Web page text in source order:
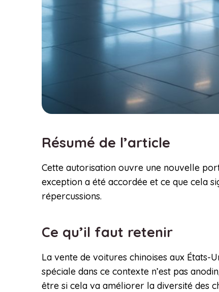
Résumé de l’article
Cette autorisation ouvre une nouvelle
exception a été accordée et ce que cela
répercussions.
Ce qu’il faut retenir
La vente de voitures chinoises aux
spéciale dans ce contexte n’est pas
être si cela va améliorer la diversité des